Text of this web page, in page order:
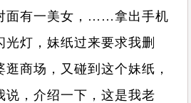
有一美女，……拿出手机
灯，妹纸过来要求我删
商场，又碰到这个妹纸，
说，介绍一下，这是我老